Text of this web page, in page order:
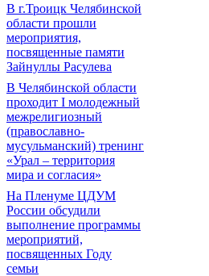
В г.Троицк Челябинской
области прошли
мероприятия,
посвященные памяти
Зайнуллы Расулева
В Челябинской области
проходит I молодежный
межрелигиозный
(православно-
мусульманский) тренинг
«Урал – территория
мира и согласия»
На Пленуме ЦДУМ
России обсудили
выполнение программы
мероприятий,
посвященных Году
семьи